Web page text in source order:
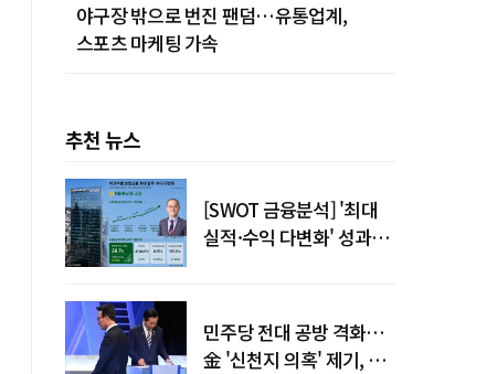
야구장 밖으로 번진 팬덤…유통업계,
스포츠 마케팅 가속
추천 뉴스
[SWOT 금융분석] '최대
실적·수익 다변화' 성과…
민주당 전대 공방 격화…
金 '신천지 의혹' 제기, 鄭